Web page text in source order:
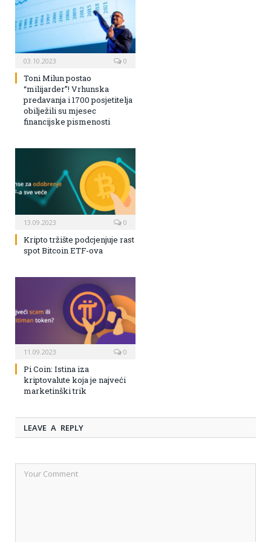
03.10.2023 0
Toni Milun postao
“milijarder”! Vrhunska
predavanja i 1700 posjetitelja
obilježili su mjesec
financijske pismenosti
13.09.2023 0
Kripto tržište podcjenjuje rast
spot Bitcoin ETF-ova
11.09.2023 0
Pi Coin: Istina iza
kriptovalute koja je najveći
marketinški trik
LEAVE A REPLY